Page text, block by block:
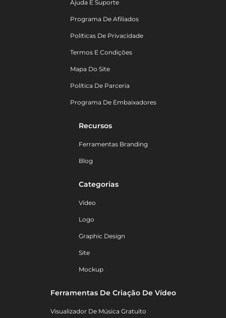
Ajuda E Suporte
Programa De Afiliados
Políticas De Privacidade
Termos E Condições
Mapa Do Site
Política De Parceria
Programa De Embaixadores
Recursos
Ferramentas Branding
Blog
Categorias
Vídeo
Logo
Graphic Design
Site
Mockup
Ferramentas De Criação De Vídeo
Visualizador De Música Gratuito